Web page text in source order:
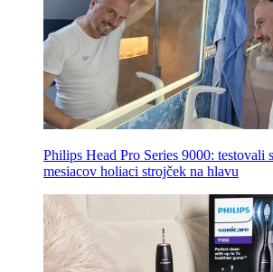
Philips Head Pro Series 9000: testovali
mesiacov holiaci strojček na hlavu